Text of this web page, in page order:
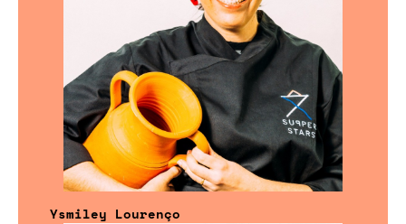
Ysmiley Lourenço